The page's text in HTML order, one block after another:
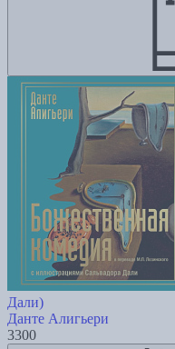
Дали)
Данте Алигьери
3300